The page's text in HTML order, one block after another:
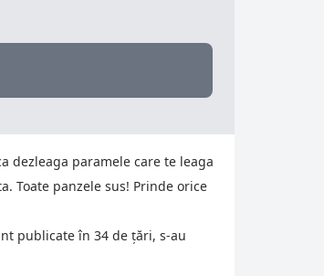
dezleaga paramele care te leaga
Toate panzele sus! Prinde orice
publicate în 34 de țări, s-au